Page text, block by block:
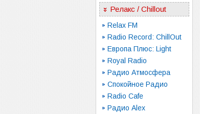
Релакс / Chillout
Relax FM
Radio Record: ChillOut
Европа Плюс: Light
Royal Radio
Радио Атмосфера
Спокойное Радио
Radio Cafe
Радио Alex